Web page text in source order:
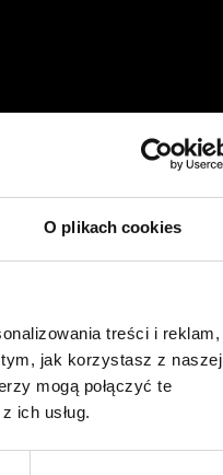
O plikach cookies
treści i reklam,
jak korzystasz z naszej
mogą połączyć te
ich usług.